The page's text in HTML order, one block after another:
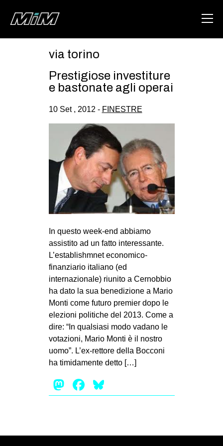
ABOUT
AREA
DEGENERAZIONE
GAZA FREESTYLE
CSOA LAMBRETTA
MSM
STUDENTI TSUNAMI
ZAM
MILANO
MOBILITAZIONI
SPAZI
SPORT POPOLARE
MOVIMENTI
AMBIENTE
ANTIFASCISMO
DIRITTO ALL’ABITARE
GENERI
MIGRAZIONI
STUDENTI
via torino
Prestigiose investiture
e bastonate agli operai
10 Set , 2012 - FINESTRE
In questo week-end abbiamo
assistito ad un fatto interessante.
L’establishmnet economico-
finanziario italiano (ed
internazionale) riunito a Cernobbio
ha dato la sua benedizione a Mario
Monti come futuro premier dopo le
elezioni politiche del 2013. Come a
dire: “In qualsiasi modo vadano le
votazioni, Mario Monti è il nostro
uomo”. L’ex-rettore della Bocconi
ha timidamente detto […]
Mastodon
Facebook